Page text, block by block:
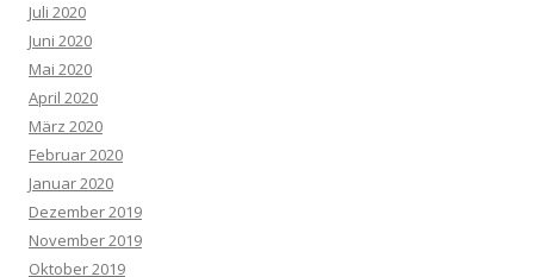
Juli 2020
Juni 2020
Mai 2020
April 2020
März 2020
Februar 2020
Januar 2020
Dezember 2019
November 2019
Oktober 2019